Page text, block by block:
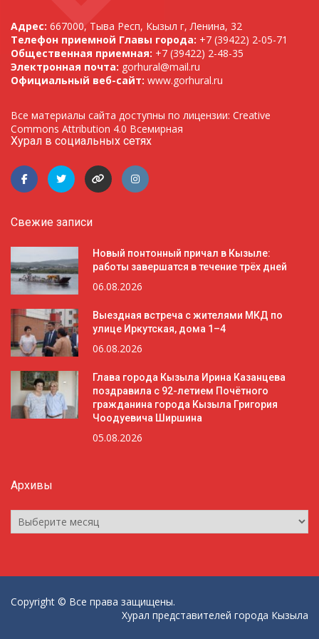
Адрес: 667000, Тыва Респ, Кызыл г, Ленина, 32
Телефон приемной Главы города: +7 (39422) 2-05-71
Общественная приемная: +7 (39422) 2-48-35
Электронная почта: gorhural@mail.ru
Официальный веб-сайт: www.gorhural.ru
Все материалы сайта доступны по лицензии: Creative
Commons Attribution 4.0 Всемирная
Хурал в социальных сетях
Свежие записи
Новый понтонный причал в Кызыле:
работы завершатся в течение трёх дней
06.08.2026
Выездная встреча с жителями МКД по
улице Иркутская, дома 1–4
06.08.2026
Глава города Кызыла Ирина Казанцева
поздравила с 92-летием Почётного
гражданина города Кызыла Григория
Чоодуевича Ширшина
05.08.2026
Архивы
Архивы
Copyright © Все права защищены.
Хурал представителей города Кызыла